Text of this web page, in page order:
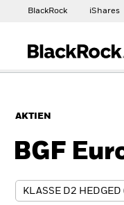
BlackRock iShares
AKTIEN
BGF